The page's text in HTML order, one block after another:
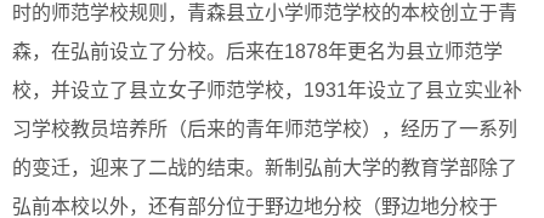
时的师范学校规则，青森县立小学师范学校的本校创立于青
森，在弘前设立了分校。后来在1878年更名为县立师范学
校，并设立了县立女子师范学校，1931年设立了县立实业补
习学校教员培养所（后来的青年师范学校），经历了一系列
的变迁，迎来了二战的结束。新制弘前大学的教育学部除了
弘前本校以外，还有部分位于野边地分校（野边地分校于